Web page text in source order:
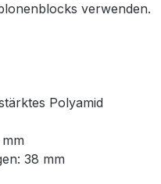
verwenden.
Polyamid
38 mm